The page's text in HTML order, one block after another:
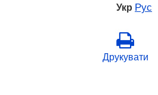
Укр Рус
Друкувати